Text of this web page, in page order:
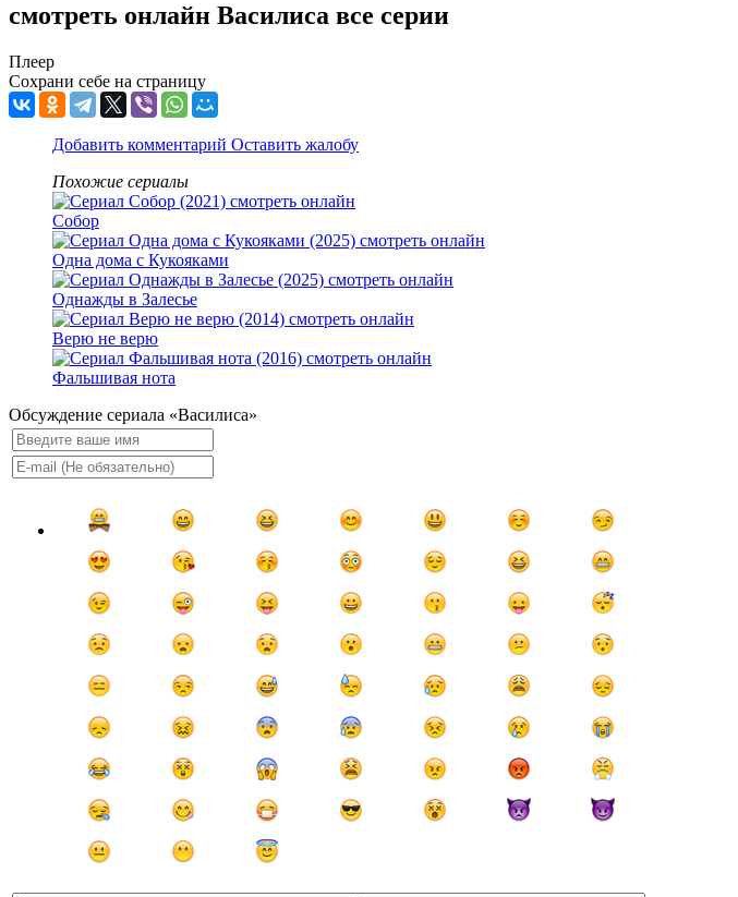
смотреть онлайн Василиса все серии
Плеер
Сохрани себе на страницу
Добавить комментарий Оставить жалобу
Похожие сериалы
Собор
Одна дома с Кукояками
Однажды в Залесье
Верю не верю
Фальшивая нота
Обсуждение сериала «Василиса»